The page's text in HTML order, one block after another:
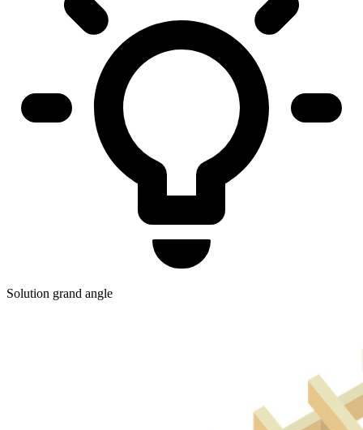
Solution grand angle